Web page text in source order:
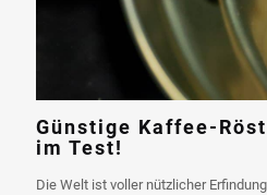
Günstige Kaffee-
im Test!
Die Welt ist voller nützlicher